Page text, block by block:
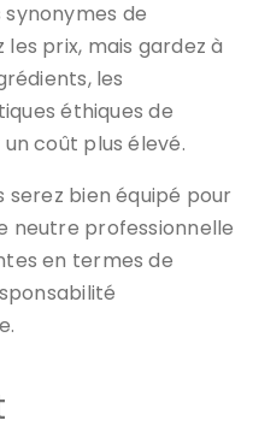
de
prix, mais gardez à
les
éthiques de
coût plus élevé.
serez bien équipé pour
neutre professionnelle
en termes de